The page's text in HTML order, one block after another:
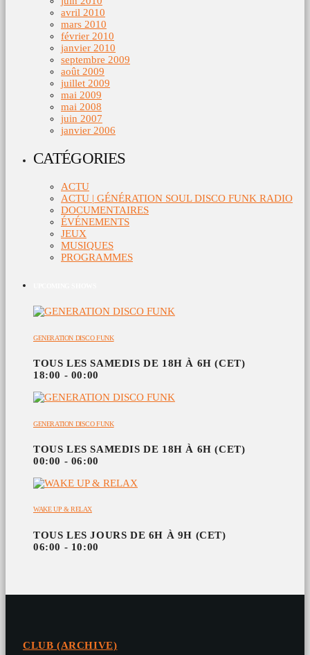
avril 2010
mars 2010
février 2010
janvier 2010
septembre 2009
août 2009
juillet 2009
mai 2009
mai 2008
juin 2007
janvier 2006
CATÉGORIES
ACTU
ACTU | GÉNÉRATION SOUL DISCO FUNK RADIO
DOCUMENTAIRES
ÉVÉNEMENTS
JEUX
MUSIQUES
PROGRAMMES
GENERATION DISCO FUNK
TOUS LES SAMEDIS DE 18H À 6H (CET)
18:00 - 00:00
GENERATION DISCO FUNK
TOUS LES SAMEDIS DE 18H À 6H (CET)
00:00 - 06:00
WAKE UP & RELAX
TOUS LES JOURS DE 6H À 9H (CET)
06:00 - 10:00
CLUB (ARCHIVE)